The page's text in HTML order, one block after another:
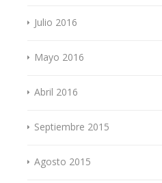
Julio 2016
Mayo 2016
Abril 2016
Septiembre 2015
Agosto 2015